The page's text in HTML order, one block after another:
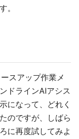
。
スアップ作業メ
ドラインAIアシス
になって、どれく
のですが、しばら
に再度試してみよ